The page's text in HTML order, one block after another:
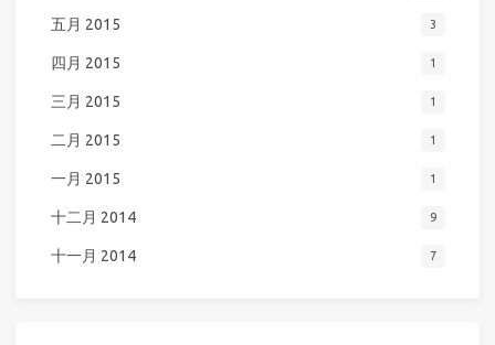
五月 2015 3
四月 2015 1
三月 2015 1
二月 2015 1
一月 2015 1
十二月 2014 9
十一月 2014 7